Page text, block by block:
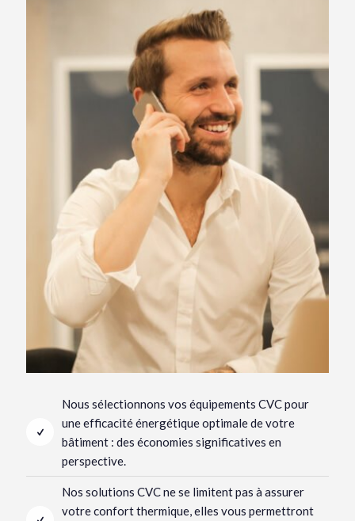
Nous sélectionnons vos équipements CVC pour
une efficacité énergétique optimale de votre
bâtiment : des économies significatives en
perspective.
Nos solutions CVC ne se limitent pas à assurer
votre confort thermique, elles vous permettront